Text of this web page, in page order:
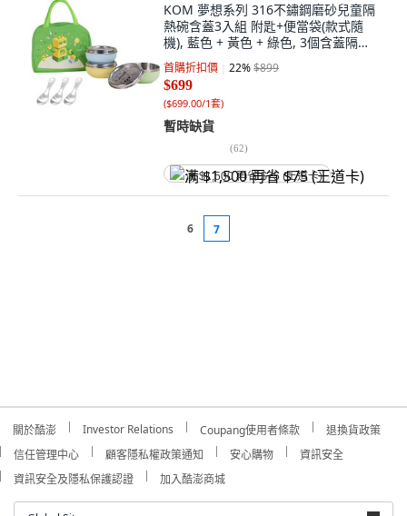
KOM 夢想系列 316不鏽鋼磨砂兒童隔
熱碗含蓋3入組 附匙+便當袋(款式隨
機), 藍色 + 黃色 + 綠色, 3個含蓋隔熱
碗 + 3個湯匙 + 便當袋, 1組
首購折扣價 22%$899
$699
($699.00/1套)
暫時缺貨
(62)
满 $1,500 再省 $75 (王道卡)
6 7
關於酷澎 Investor Relations Coupang使用者條款
退換貨政策
信任管理中心
顧客隱私權政策通知 安心購物
資訊安全
資訊安全及隱私保護認證
加入酷澎商城